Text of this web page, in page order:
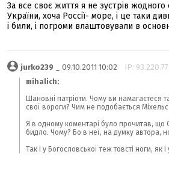
За все своє життя я не зустрів жодного
України, хоча Россії- море, і це таки
і били, і погроми влаштовували в
jurko239 _ 09.10.2011 10:02 IP:
mihalich:
Шановні патріоти. Чому ви намагаєтеся
свої вороги? Чим не подобається
Я в одному коментарі було прочитав, що
бидло. Чому? Бо в неї, на думку автора,
Так і у Богословської теж товсті ноги, як і